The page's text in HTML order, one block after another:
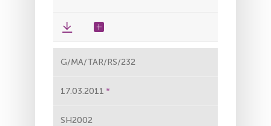
G/MA/TAR/RS/232
17.03.2011
SH2002